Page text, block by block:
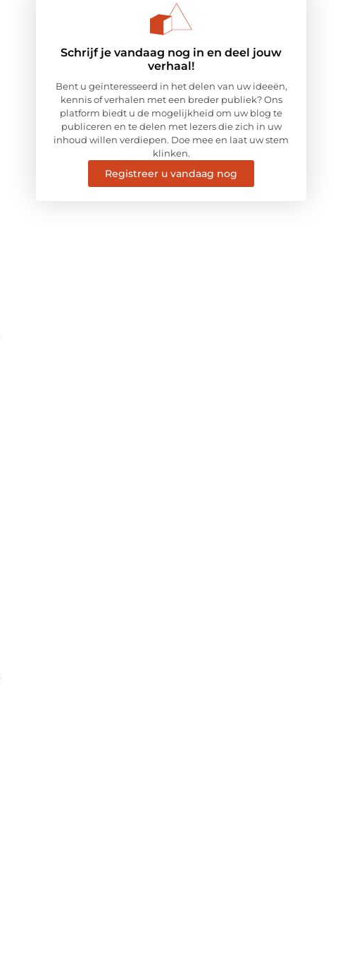
Schrijf je vandaag nog in en deel jouw
verhaal!
Bent u geïnteresseerd in het delen van uw ideeën,
kennis of verhalen met een breder publiek? Ons
platform biedt u de mogelijkheid om uw blog te
publiceren en te delen met lezers die zich in uw
inhoud willen verdiepen. Doe mee en laat uw stem
klinken.
Registreer u vandaag nog